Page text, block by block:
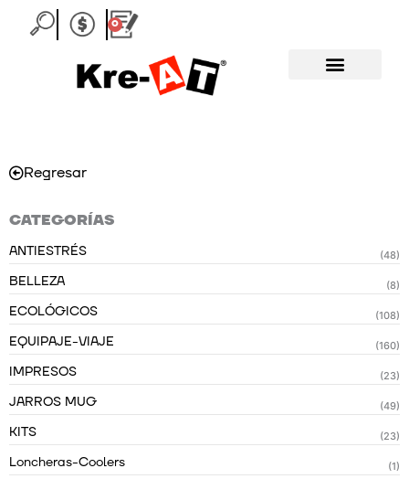
0
Carrito
Regresar
CATEGORÍAS
ANTIESTRÉS (48)
BELLEZA (8)
ECOLÓGICOS (108)
EQUIPAJE-VIAJE (160)
IMPRESOS (23)
JARROS MUG (49)
KITS (23)
Loncheras-Coolers (1)